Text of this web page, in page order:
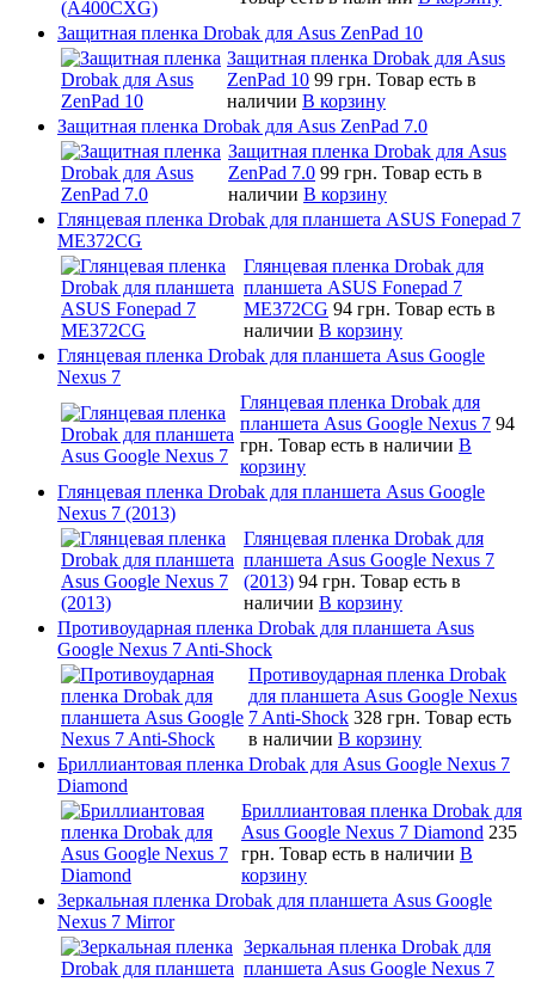
Защитная пленка Drobak для Asus ZenPad 10
Защитная пленка Drobak для Asus
ZenPad 10 99 грн. Товар есть в
наличии В корзину
Защитная пленка Drobak для Asus ZenPad 7.0
Защитная пленка Drobak для Asus
ZenPad 7.0 99 грн. Товар есть в
наличии В корзину
Глянцевая пленка Drobak для планшета ASUS Fonepad 7
ME372CG
Глянцевая пленка Drobak для
планшета ASUS Fonepad 7
ME372CG 94 грн. Товар есть в
наличии В корзину
Глянцевая пленка Drobak для планшета Asus Google
Nexus 7
Глянцевая пленка Drobak для
планшета Asus Google Nexus 7 94
грн. Товар есть в наличии В
корзину
Глянцевая пленка Drobak для планшета Asus Google
Nexus 7 (2013)
Глянцевая пленка Drobak для
планшета Asus Google Nexus 7
(2013) 94 грн. Товар есть в
наличии В корзину
Противоударная пленка Drobak для планшета Asus
Google Nexus 7 Anti-Shock
Противоударная пленка Drobak
для планшета Asus Google Nexus
7 Anti-Shock 328 грн. Товар есть
в наличии В корзину
Бриллиантовая пленка Drobak для Asus Google Nexus 7
Diamond
Бриллиантовая пленка Drobak для
Asus Google Nexus 7 Diamond 235
грн. Товар есть в наличии В
корзину
Зеркальная пленка Drobak для планшета Asus Google
Nexus 7 Mirror
Зеркальная пленка Drobak для
планшета Asus Google Nexus 7